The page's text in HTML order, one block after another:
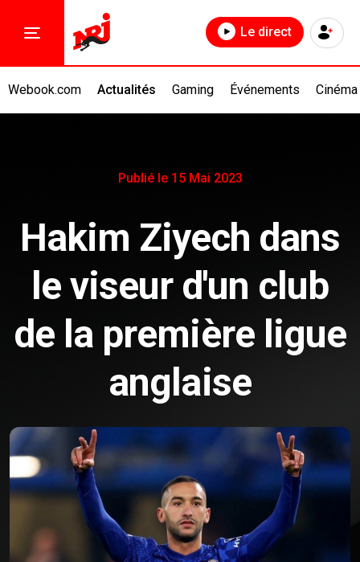
Webook.com Actualités Gaming Événements Cinéma
Le direct
Publié le 15 Mai 2023
Hakim Ziyech dans
le viseur d'un club
de la première ligue
anglaise